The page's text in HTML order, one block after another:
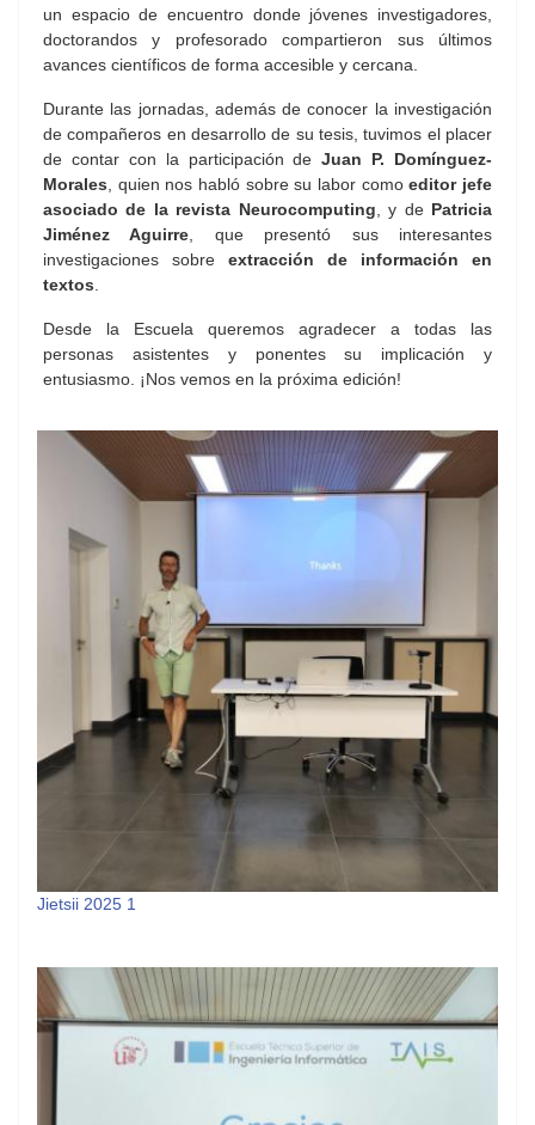
un espacio de encuentro donde jóvenes investigadores,
doctorandos y profesorado compartieron sus últimos
avances científicos de forma accesible y cercana.
Durante las jornadas, además de conocer la investigación
de compañeros en desarrollo de su tesis, tuvimos el placer
de contar con la participación deJuan P. Domínguez-
Morales , quien nos habló sobre su labor comoeditor jefe
asociado de la revista Neurocomputing , y de Patricia
Jiménez Aguirre , que presentó sus interesantes
investigaciones sobre extracción de información en
textos
Desde la Escuela queremos agradecer a todas las
personas asistentes y ponentes su implicación y
entusiasmo. ¡Nos vemos en la próxima edición!
Jietsii 2025 1